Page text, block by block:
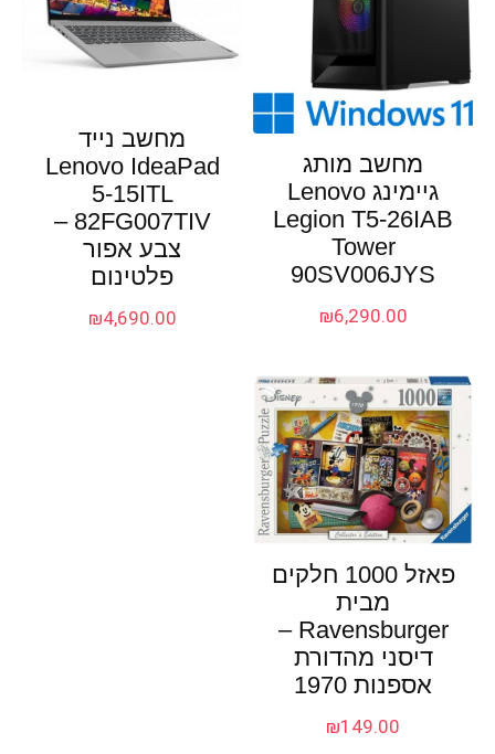
מחשב מותג
גיימינג Lenovo
Legion T5-26IAB
Tower
90SV006JYS
₪6,290.00
מחשב נייד
Lenovo IdeaPad
5-15ITL
82FG007TIV –
צבע אפור
פלטינום
₪4,690.00
פאזל 1000 חלקים
מבית
Ravensburger –
דיסני מהדורת
אספנות 1970
₪149.00